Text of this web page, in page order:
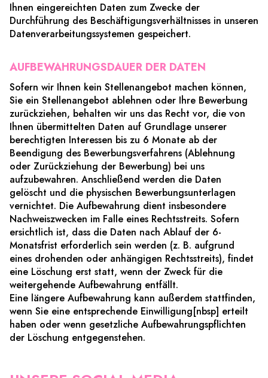
Ihnen eingereichten Daten zum Zwecke der
Durchführung des Beschäftigungsverhältnisses in unseren
Datenverarbeitungssystemen gespeichert.
AUFBEWAHRUNGSDAUER DER DATEN
Sofern wir Ihnen kein Stellenangebot machen können,
Sie ein Stellenangebot ablehnen oder Ihre Bewerbung
zurückziehen, behalten wir uns das Recht vor, die von
Ihnen übermittelten Daten auf Grundlage unserer
berechtigten Interessen bis zu 6 Monate ab der
Beendigung des Bewerbungsverfahrens (Ablehnung
oder Zurückziehung der Bewerbung) bei uns
aufzubewahren. Anschließend werden die Daten
gelöscht und die physischen Bewerbungsunterlagen
vernichtet. Die Aufbewahrung dient insbesondere
Nachweiszwecken im Falle eines Rechtsstreits. Sofern
ersichtlich ist, dass die Daten nach Ablauf der 6-
Monatsfrist erforderlich sein werden (z. B. aufgrund
eines drohenden oder anhängigen Rechtsstreits), findet
eine Löschung erst statt, wenn der Zweck für die
weitergehende Aufbewahrung entfällt.
Eine längere Aufbewahrung kann außerdem stattfinden,
wenn Sie eine entsprechende Einwilligung[nbsp] erteilt
haben oder wenn gesetzliche Aufbewahrungspflichten
der Löschung entgegenstehen.